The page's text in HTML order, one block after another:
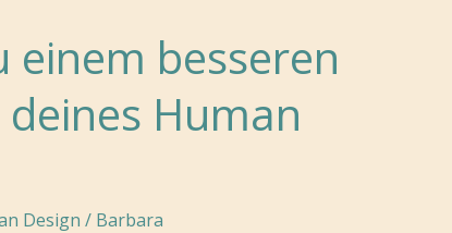
einem besseren
Human
Design / Barbara